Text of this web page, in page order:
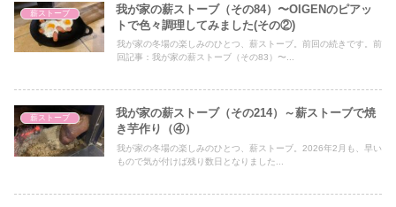
薪ストーブ
我が家の薪ストーブ（その84）〜OIGENのピアッ
トで色々調理してみました(その②)
我が家の冬場の楽しみのひとつ、薪ストーブ。前回の続きです。前
回記事：我が家の薪ストーブ（その83）〜...
薪ストーブ
我が家の薪ストーブ（その214）～薪ストーブで焼
き芋作り（④）
我が家の冬場の楽しみのひとつ、薪ストーブ。2026年2月も、早い
もので気が付けば残り数日となりました...